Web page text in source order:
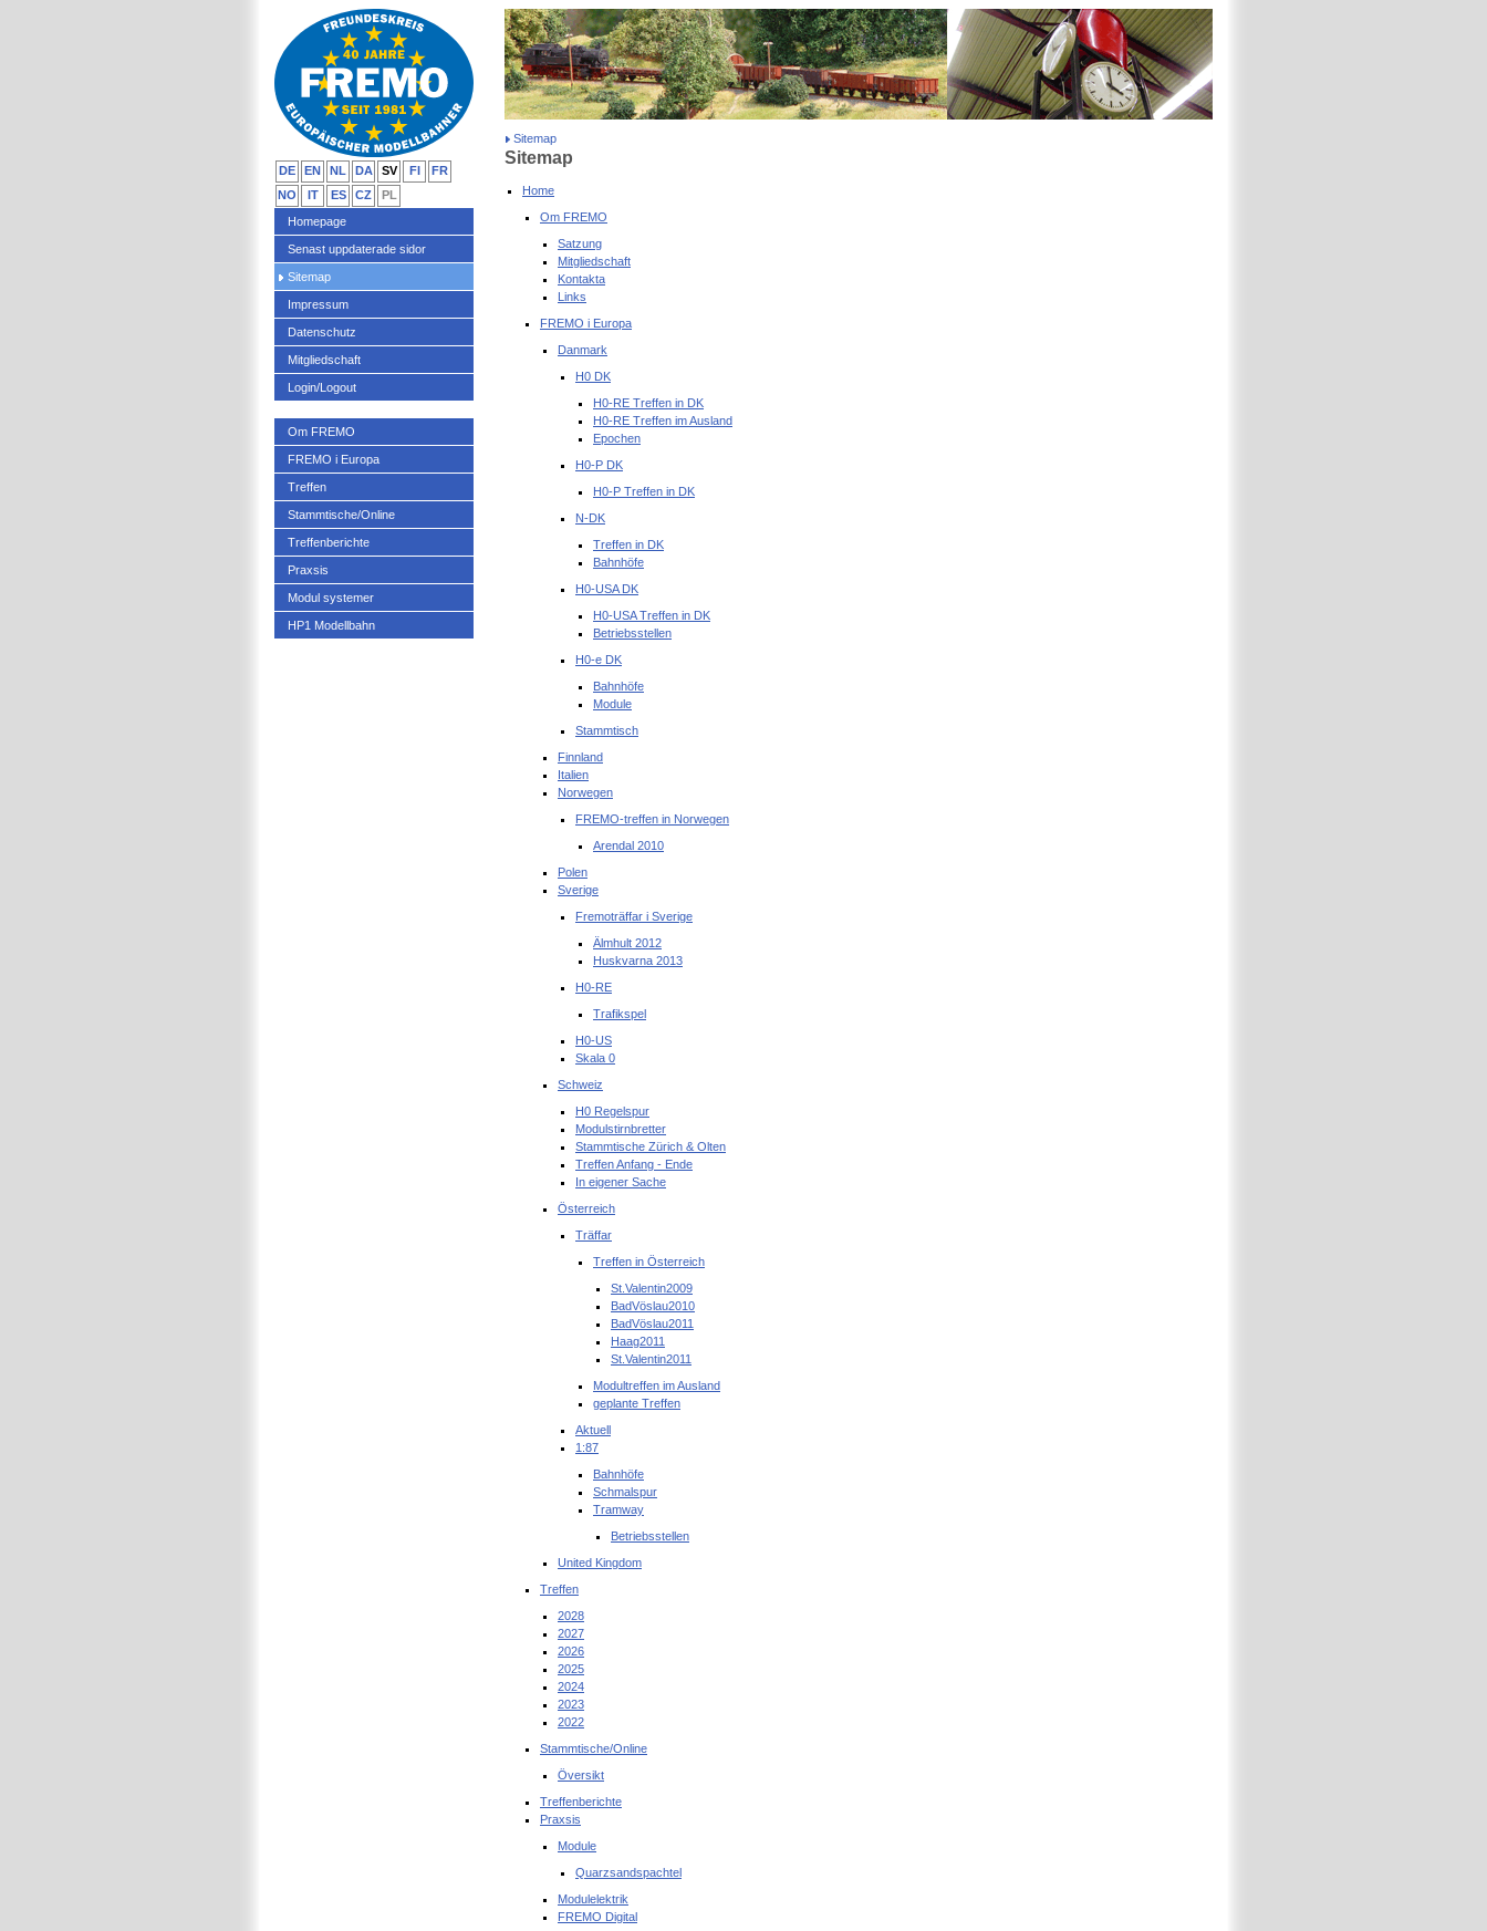
Sitemap
Sitemap
Home
Om FREMO
Satzung
Mitgliedschaft
Kontakta
Links
FREMO i Europa
Danmark
H0 DK
H0-RE Treffen in DK
H0-RE Treffen im Ausland
Epochen
H0-P DK
H0-P Treffen in DK
N-DK
Treffen in DK
Bahnhöfe
H0-USA DK
H0-USA Treffen in DK
Betriebsstellen
H0-e DK
Bahnhöfe
Module
Stammtisch
Finnland
Italien
Norwegen
FREMO-treffen in Norwegen
Arendal 2010
Polen
Sverige
Fremoträffar i Sverige
Älmhult 2012
Huskvarna 2013
H0-RE
Trafikspel
H0-US
Skala 0
Schweiz
H0 Regelspur
Modulstirnbretter
Stammtische Zürich & Olten
Treffen Anfang - Ende
In eigener Sache
Österreich
Träffar
Treffen in Österreich
St.Valentin2009
BadVöslau2010
BadVöslau2011
Haag2011
St.Valentin2011
Modultreffen im Ausland
geplante Treffen
Aktuell
1:87
Bahnhöfe
Schmalspur
Tramway
Betriebsstellen
United Kingdom
Treffen
2028
2027
2026
2025
2024
2023
2022
Stammtische/Online
Översikt
Treffenberichte
Praxsis
Module
Quarzsandspachtel
Modulelektrik
FREMO Digital
DE EN NL DA SV FI
FR
NO
IT ES CZ
PL
Homepage
Senast uppdaterade sidor
Sitemap
Impressum
Datenschutz
Mitgliedschaft
Login/Logout
Om FREMO
FREMO i Europa
Treffen
Stammtische/Online
Treffenberichte
Praxsis
Modul systemer
HP1 Modellbahn